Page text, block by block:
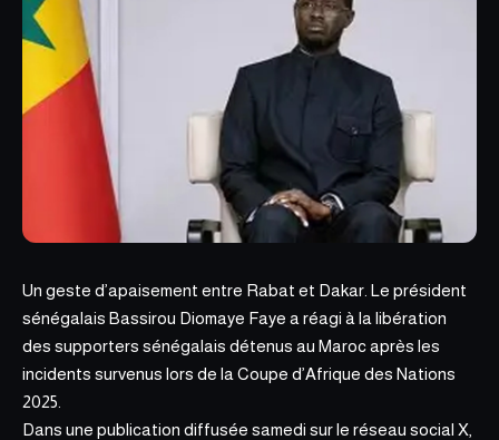
Un geste d’apaisement entre Rabat et Dakar. Le président
sénégalais Bassirou Diomaye Faye a réagi à la libération
des supporters sénégalais détenus au Maroc après les
incidents survenus lors de la Coupe d’Afrique des Nations
2025.
Dans une publication diffusée samedi sur le réseau social X,